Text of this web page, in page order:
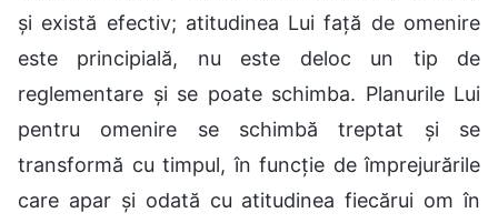
și există efectiv; atitudinea Lui față de omenire
este principială, nu este deloc un tip de
reglementare și se poate schimba. Planurile Lui
pentru omenire se schimbă treptat și se
transformă cu timpul, în funcție de împrejurările
care apar și odată cu atitudinea fiecărui om în